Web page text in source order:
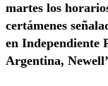
martes los
certámenes
en Independiente
Argentina,